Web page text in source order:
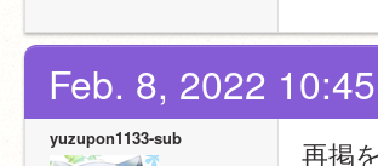
Feb. 8, 2022
yuzupon1133-sub
再掲を